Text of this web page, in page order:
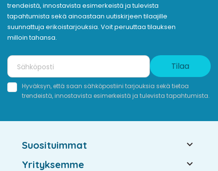
trendeistä, innostavista esimerkeistä ja tulevista
tapahtumista sekä ainoastaan uutiskirjeen tilaajille
suunnattuja erikoistarjouksia. Voit peruuttaa tilauksen
milloin tahansa.
Tilaa
Hyväksyn, että saan sähköpostiini tarjouksia sekä tietoa
trendeistä, innostavista esimerkeistä ja tulevista tapahtumista.
Suosituimmat 
Yrityksemme 